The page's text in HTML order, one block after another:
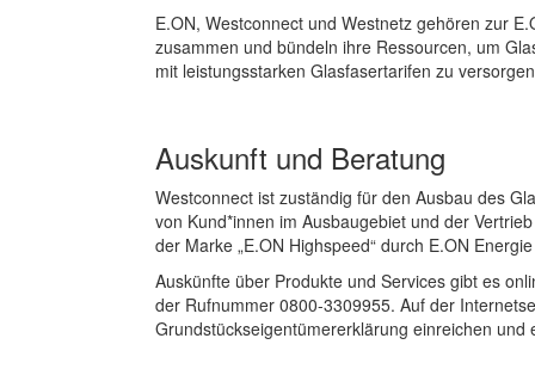
E.ON, Westconnect und Westnetz gehören zur
zusammen und bündeln ihre Ressourcen, um
mit leistungsstarken Glasfasertarifen zu
Auskunft und Beratung
Westconnect ist zuständig für den Ausbau des
von Kund*innen im Ausbaugebiet und der
der Marke „E.ON Highspeed“ durch E.ON
Auskünfte über Produkte und Services gibt es
der Rufnummer 0800-3309955. Auf der
Grundstückseigentümererklärung einreichen